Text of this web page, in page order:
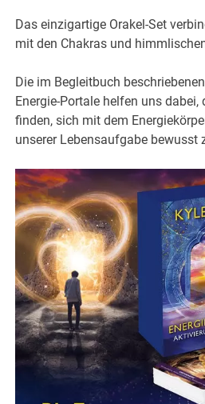
Das einzigartige Orakel-Set
mit den Chakras und
Die im Begleitbuch
Energie-Portale helfen uns dabei,
finden, sich mit dem
unserer Lebensaufgabe bewusst